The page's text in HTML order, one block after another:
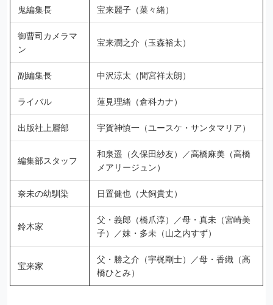
鬼編集長 宝来麗子（菜々緒）
御曹司カメラマ
ン
宝来潤之介（玉森裕太）
副編集長 中沢涼太（間宮祥太朗）
ライバル 蓮見理緒（倉科カナ）
出版社上層部 宇賀神慎一（ユースケ・サンタマリア）
編集部スタッフ
和泉遥（久保田紗友）／高橋麻美（高橋
メアリージュン）
奈未の幼馴染 日置健也（犬飼貴丈）
鈴木家
父・義郎（橋爪淳）／母・真未（宮崎美
子）／妹・多未（山之内すず）
宝来家
父・勝之介（宇梶剛士）／母・香織（高
橋ひとみ）